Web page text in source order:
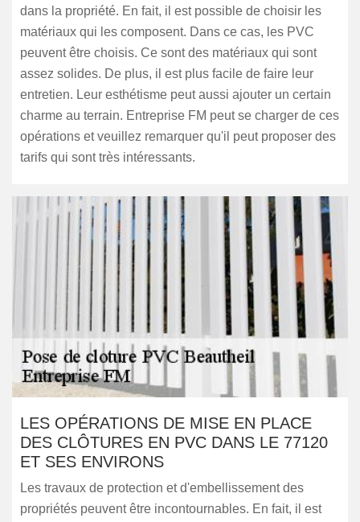
dans la propriété. En fait, il est possible de choisir les
matériaux qui les composent. Dans ce cas, les PVC
peuvent être choisis. Ce sont des matériaux qui sont
assez solides. De plus, il est plus facile de faire leur
entretien. Leur esthétisme peut aussi ajouter un certain
charme au terrain. Entreprise FM peut se charger de ces
opérations et veuillez remarquer qu'il peut proposer des
tarifs qui sont très intéressants.
LES OPÉRATIONS DE MISE EN PLACE
DES CLÔTURES EN PVC DANS LE 77120
ET SES ENVIRONS
Les travaux de protection et d'embellissement des
propriétés peuvent être incontournables. En fait, il est